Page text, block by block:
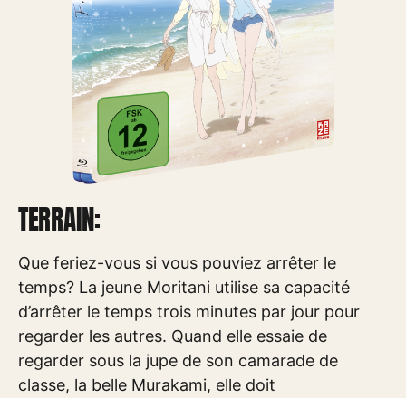
TERRAIN:
Que feriez-vous si vous pouviez arrêter le
temps? La jeune Moritani utilise sa capacité
d’arrêter le temps trois minutes par jour pour
regarder les autres. Quand elle essaie de
regarder sous la jupe de son camarade de
classe, la belle Murakami, elle doit